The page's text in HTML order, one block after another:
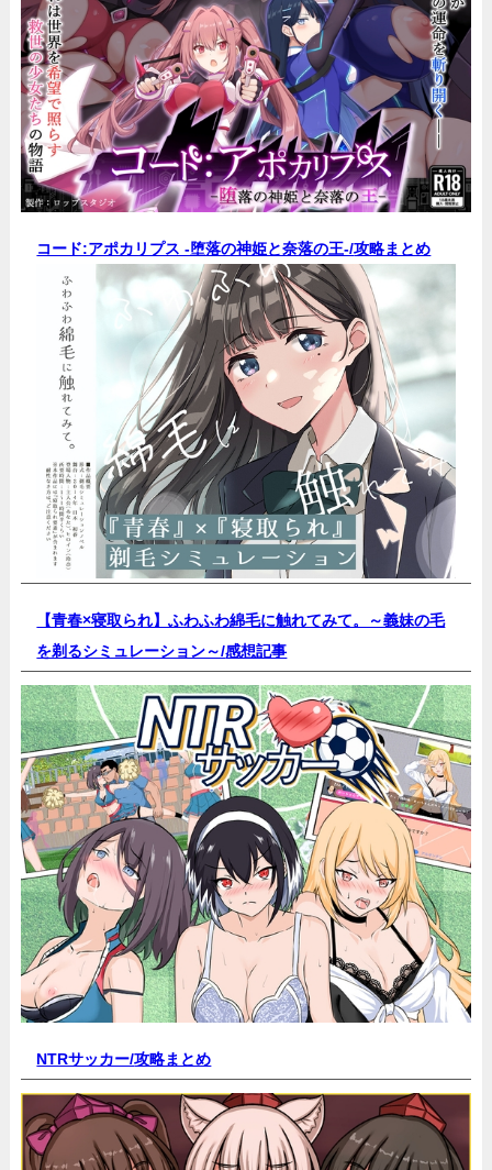
コード:アポカリプス -堕落の神姫と奈落の王-/攻略まとめ
【青春×寝取られ】ふわふわ綿毛に触れてみて。～義妹の毛
を剃るシミュレーション～/感想記事
NTRサッカー/攻略まとめ